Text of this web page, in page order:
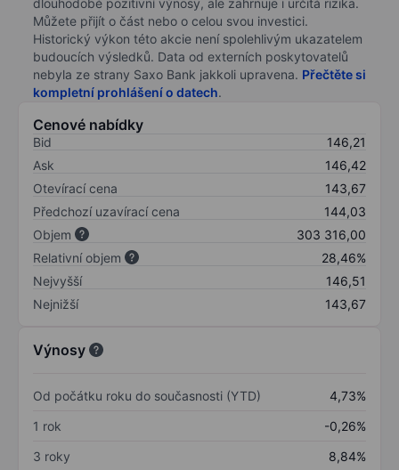
dlouhodobé pozitivní výnosy, ale zahrnuje i určitá rizika.
Můžete přijít o část nebo o celou svou investici.
Historický výkon této akcie není spolehlivým ukazatelem
budoucích výsledků. Data od externích poskytovatelů
nebyla ze strany Saxo Bank jakkoli upravena. Přečtěte si
kompletní prohlášení o datech.
Cenové nabídky
Bid
146,21
Ask
146,42
Otevírací cena
143,67
Předchozí uzavírací cena
144,03
Objem
303 316,00
Relativní objem
28,46%
Nejvyšší
146,51
Nejnižší
143,67
Výnosy
Od počátku roku do současnosti (YTD)
4,73%
1 rok
-0,26%
3 roky
8,84%